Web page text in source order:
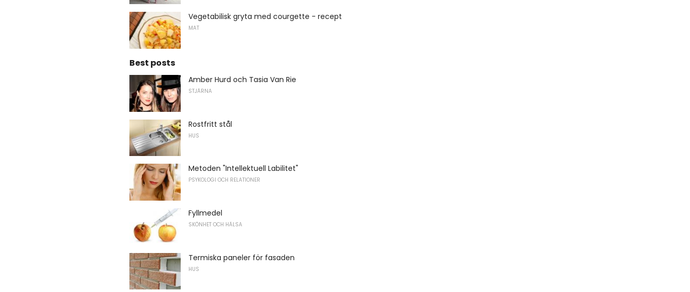
Vegetabilisk gryta med courgette - recept
MAT
Best posts
Amber Hurd och Tasia Van Rie
STJÄRNA
Rostfritt stål
HUS
Metoden "Intellektuell Labilitet"
PSYKOLOGI OCH RELATIONER
Fyllmedel
SKÖNHET OCH HÄLSA
Termiska paneler för fasaden
HUS